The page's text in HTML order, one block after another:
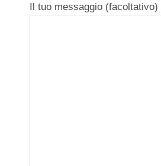
Il tuo messaggio (facoltativo)